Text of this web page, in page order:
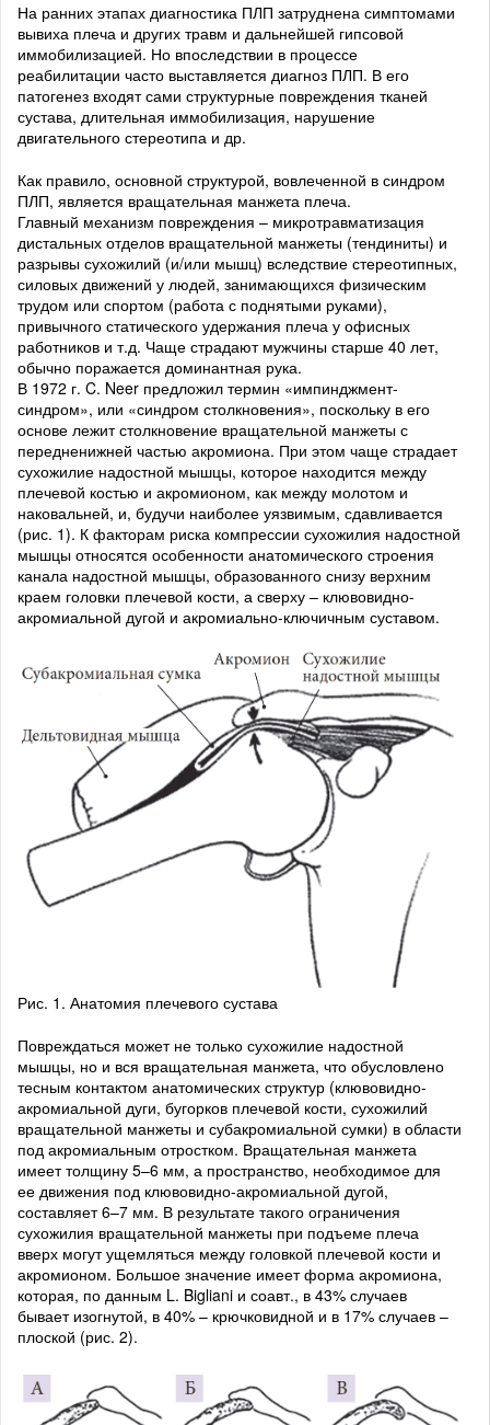
На ранних этапах диагностика ПЛП затруднена симптомами
вывиха плеча и других травм и дальнейшей гипсовой
иммобилизацией. Но впоследствии в процессе
реабилитации часто выставляется диагноз ПЛП. В его
патогенез входят сами структурные повреждения тканей
сустава, длительная иммобилизация, нарушение
двигательного стереотипа и др.
Как правило, основной структурой, вовлеченной в синдром
ПЛП, является вращательная манжета плеча.
Главный механизм повреждения – микротравматизация
дистальных отделов вращательной манжеты (тендиниты) и
разрывы сухожилий (и/или мышц) вследствие стереотипных,
силовых движений у людей, занимающихся физическим
трудом или спортом (работа с поднятыми руками),
привычного статического удержания плеча у офисных
работников и т.д. Чаще страдают мужчины старше 40 лет,
обычно поражается доминантная рука.
В 1972 г. C. Neer предложил термин «импинджмент-
синдром», или «синдром столкновения», поскольку в его
основе лежит столкновение вращательной манжеты с
передненижней частью акромиона. При этом чаще страдает
сухожилие надостной мышцы, которое находится между
плечевой костью и акромионом, как между молотом и
наковальней, и, будучи наиболее уязвимым, сдавливается
(рис. 1). К факторам риска компрессии сухожилия надостной
мышцы относятся особенности анатомического строения
канала надостной мышцы, образованного снизу верхним
краем головки плечевой кости, а сверху – клювовидно-
акромиальной дугой и акромиально-ключичным суставом.
Рис. 1. Анатомия плечевого сустава
Повреждаться может не только сухожилие надостной
мышцы, но и вся вращательная манжета, что обусловлено
тесным контактом анатомических структур (клювовидно-
акромиальной дуги, бугорков плечевой кости, сухожилий
вращательной манжеты и субакромиальной сумки) в области
под акромиальным отростком. Вращательная манжета
имеет толщину 5–6 мм, а пространство, необходимое для
ее движения под клювовидно-акромиальной дугой,
составляет 6–7 мм. В результате такого ограничения
сухожилия вращательной манжеты при подъеме плеча
вверх могут ущемляться между головкой плечевой кости и
акромионом. Большое значение имеет форма акромиона,
которая, по данным L. Bigliani и соавт., в 43% случаев
бывает изогнутой, в 40% – крючковидной и в 17% случаев –
плоской (рис. 2).